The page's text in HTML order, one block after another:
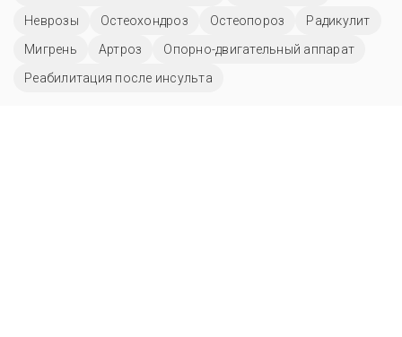
Неврозы
Остеохондроз Остеопороз
Радикулит
Мигрень
Артроз
Опорно-двигательный аппарат
Реабилитация после инсульта